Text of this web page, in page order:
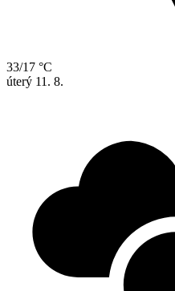
33/17 °C
úterý 11. 8.